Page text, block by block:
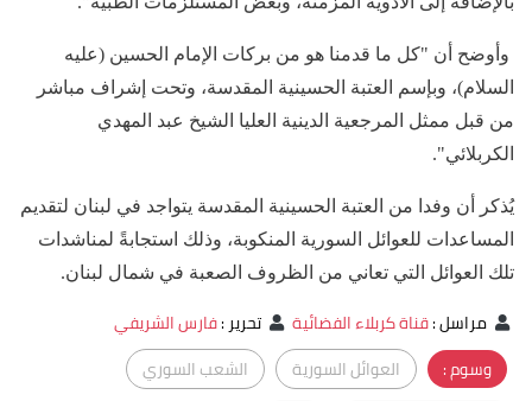
وأوضح أن "كل ما قدمنا هو من بركات الإمام الحسين (عليه
السلام)، وبإسم العتبة الحسينية المقدسة، وتحت إشراف مباشر
من قبل ممثل المرجعية الدينية العليا الشيخ عبد المهدي
الكربلائي".
يُذكر أن وفدا من العتبة الحسينية المقدسة يتواجد في لبنان لتقديم
المساعدات للعوائل السورية المنكوبة، وذلك استجابةً لمناشدات
تلك العوائل التي تعاني من الظروف الصعبة في شمال لبنان.
مراسل:قناة كربلاء الفضائية تحرير:فارس الشريفي
وسوم :
العوائل السورية
الشعب السوري